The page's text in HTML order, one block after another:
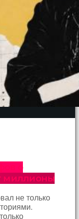
о
миллионы
не только